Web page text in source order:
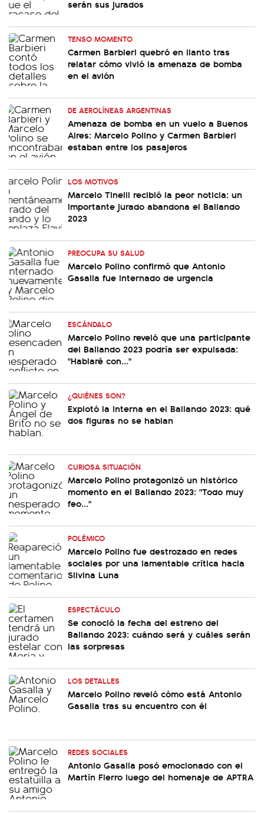
serán sus jurados
TENSO MOMENTO
Carmen Barbieri quebró en llanto tras
relatar cómo vivió la amenaza de bomba
en el avión
DE AEROLÍNEAS ARGENTINAS
Amenaza de bomba en un vuelo a Buenos
Aires: Marcelo Polino y Carmen Barbieri
estaban entre los pasajeros
LOS MOTIVOS
Marcelo Tinelli recibió la peor noticia: un
importante jurado abandona el Bailando
2023
PREOCUPA SU SALUD
Marcelo Polino confirmó que Antonio
Gasalla fue internado de urgencia
ESCÁNDALO
Marcelo Polino reveló que una participante
del Bailando 2023 podría ser expulsada:
"Hablaré con..."
¿QUIÉNES SON?
Explotó la interna en el Bailando 2023: qué
dos figuras no se hablan
CURIOSA SITUACIÓN
Marcelo Polino protagonizó un histórico
momento en el Bailando 2023: "Todo muy
feo..."
POLÉMICO
Marcelo Polino fue destrozado en redes
sociales por una lamentable crítica hacia
Silvina Luna
ESPECTÁCULO
Se conoció la fecha del estreno del
Bailando 2023: cuándo será y cuáles serán
las sorpresas
LOS DETALLES
Marcelo Polino reveló cómo está Antonio
Gasalla tras su encuentro con él
REDES SOCIALES
Antonio Gasalla posó emocionado con el
Martín Fierro luego del homenaje de APTRA